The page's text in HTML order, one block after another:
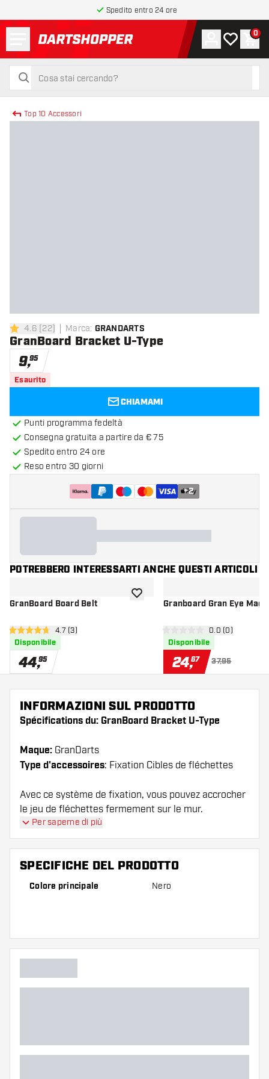
Spedito entro 24 ore
torna alla home page
cerca
cerca
Account
La mia0
Top 10 Accessori
4.6 stelle di valutazione
4.6 [22] Marca: GRANDARTS
GranBoard Bracket U-Type
9,95
Esaurito
CHIAMAMI
Punti programma fedeltà
Consegna gratuita a partire da € 75
Spedito entro 24 ore
Reso entro 30 giorni
+2
POTREBBERO INTERESSARTI ANCHE QUESTI ARTICOLI
GranBoard Board Belt
apri pannello recensioni
4.7 stelle di valutazione
4.7 (3)
Disponibile
44,95
aggiungi alla lista dei desideri
Granboard Gran Eye Mag
apri pannello
0 stelle di valutazione
0.0 (0)
Disponibile
24,67 37,95
INFORMAZIONI SUL PRODOTTO
Spécifications du: GranBoard Bracket U-Type
Maque: GranDarts
Type d'accessoires: Fixation Cibles de fléchettes
Avec ce système de fixation, vous pouvez accrocher
le jeu de fléchettes fermement sur le mur.
Per saperne di più
SPECIFICHE DEL PRODOTTO
Colore principale Nero